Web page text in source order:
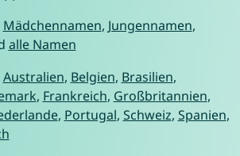
Mädchennamen, Jungennamen,
alle Namen
Australien, Belgien, Brasilien,
, Frankreich, Großbritannien,
, Portugal, Schweiz, Spanien,